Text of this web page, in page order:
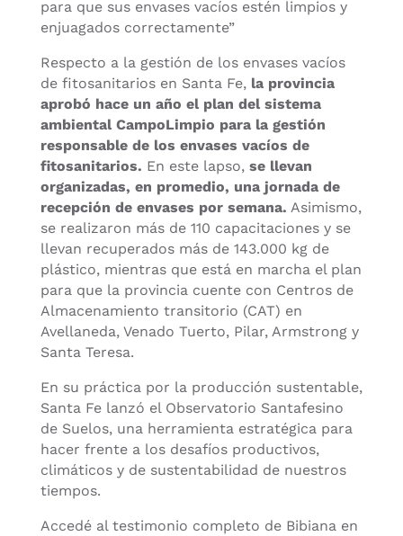
para que sus envases vacíos estén limpios y
enjuagados correctamente”
Respecto a la gestión de los envases vacíos
de fitosanitarios en Santa Fe, la provincia
aprobó hace un año el plan del sistema
ambiental CampoLimpio para la gestión
responsable de los envases vacíos de
fitosanitarios. En este lapso, se llevan
organizadas, en promedio, una jornada de
recepción de envases por semana. Asimismo,
se realizaron más de 110 capacitaciones y se
llevan recuperados más de 143.000 kg de
plástico, mientras que está en marcha el plan
para que la provincia cuente con Centros de
Almacenamiento transitorio (CAT) en
Avellaneda, Venado Tuerto, Pilar, Armstrong y
Santa Teresa.
En su práctica por la producción sustentable,
Santa Fe lanzó el Observatorio Santafesino
de Suelos, una herramienta estratégica para
hacer frente a los desafíos productivos,
climáticos y de sustentabilidad de nuestros
tiempos.
Accedé al testimonio completo de Bibiana en